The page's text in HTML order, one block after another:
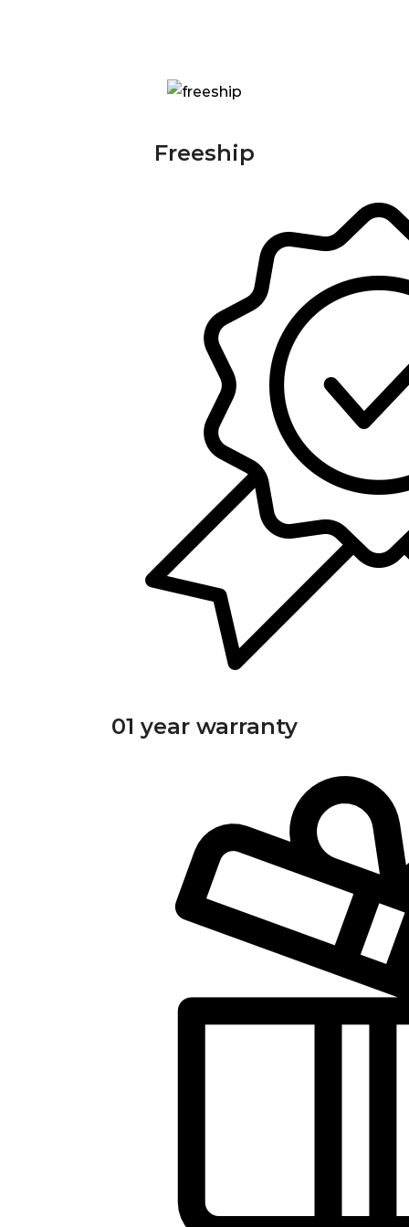
Freeship
01 year warranty